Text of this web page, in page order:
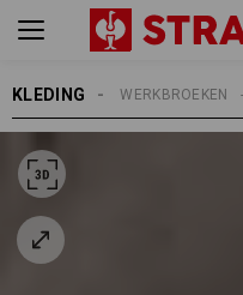
KLEDING WERKBROEKEN
HEREN